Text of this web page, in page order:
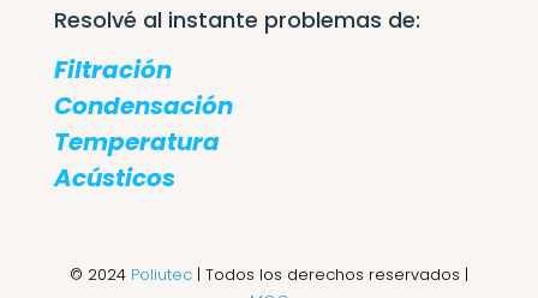
Resolvé al instante problemas de:
Filtración
Condensación
Temperatura
Acústicos
© 2024 Poliutec | Todos los derechos reservados |